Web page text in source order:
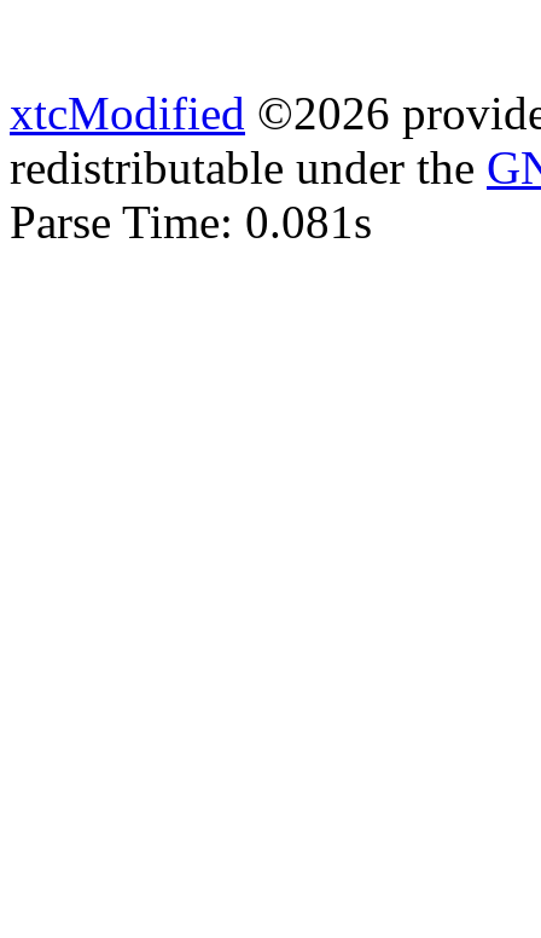
xtcModified ©2026
redistributable under the
Parse Time: 0.081s